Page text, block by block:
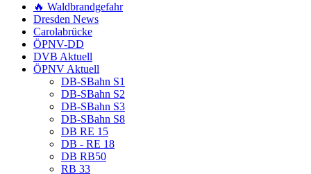
🔥 Waldbrandgefahr
Dresden News
Carolabrücke
ÖPNV-DD
DVB Aktuell
ÖPNV Aktuell
DB-SBahn S1
DB-SBahn S2
DB-SBahn S3
DB-SBahn S8
DB RE 15
DB - RE 18
DB RB50
RB 33